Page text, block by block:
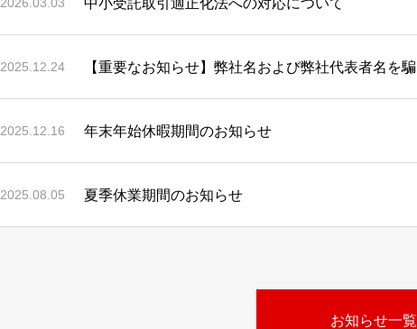
2025.12.24
2025.12.16 年末年始休暇期間のお知らせ
2025.08.05 夏季休業期間のお知らせ
お知らせ一覧